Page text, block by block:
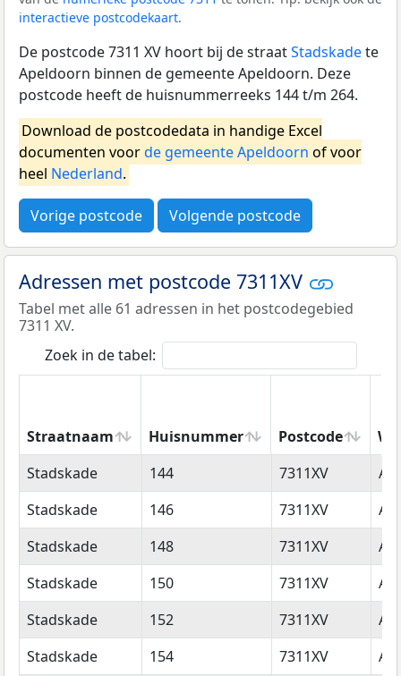
interactieve postcodekaart.
De postcode 7311 XV hoort bij de straatStadskadete
Apeldoorn binnen de gemeente Apeldoorn. Deze
postcode heeft de huisnummerreeks 144 t/m 264.
Download de postcodedata in handige Excel
documenten voorde gemeente Apeldoorn of voor
heel Nederland.
Vorige postcode Volgende postcode
Adressen met postcode 7311XV
Tabel met alle 61 adressen in het postcodegebied
7311 XV.
Zoek in de tabel:
Straatnaam Huisnummer Postcode
Straatnaam
Huisnummer Postcode
Stadskade 144 7311XV
Stadskade
146 7311XV
Stadskade
148 7311XV
Stadskade
150 7311XV
Stadskade
152 7311XV
Stadskade
154 7311XV